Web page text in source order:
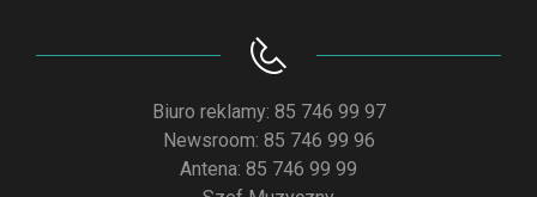
Biuro reklamy: 85 746 99 97
Newsroom: 85 746 99 96
Antena: 85 746 99 99